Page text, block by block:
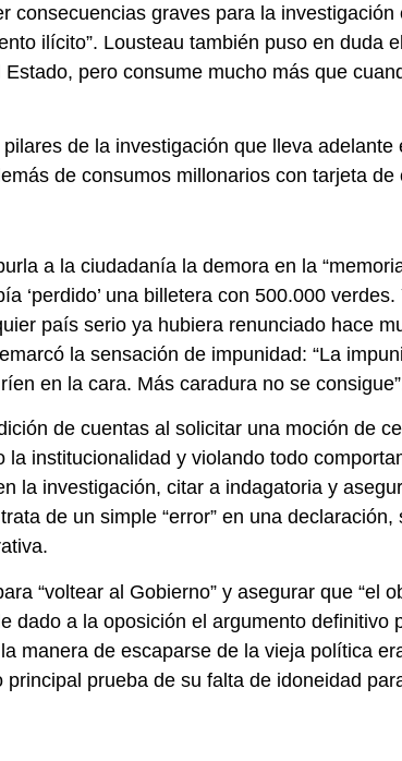
graves para la investigación
ilícito”. Lousteau también puso en duda
pero consume mucho más que
de la investigación que lleva adelante
de consumos millonarios con tarjeta de
a la ciudadanía la demora en la
‘perdido’ una billetera con 500.000
país serio ya hubiera renunciado hace
la sensación de impunidad: “La
en la cara. Más caradura no se
de cuentas al solicitar una moción de
institucionalidad y violando todo
la investigación, citar a indagatoria y
de un simple “error” en una declaración,
“voltear al Gobierno” y asegurar que “el
dado a la oposición el argumento definitivo
manera de escaparse de la vieja política
prueba de su falta de idoneidad